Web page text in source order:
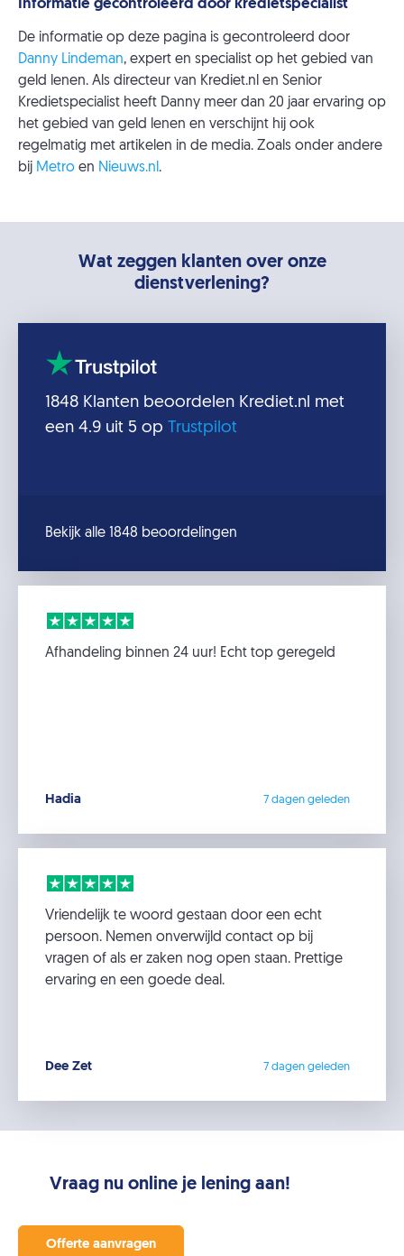
Informatie gecontroleerd door kredietspecialist
De informatie op deze pagina is gecontroleerd door
Danny Lindeman, expert en specialist op het gebied van
geld lenen. Als directeur van Krediet.nl en Senior
Kredietspecialist heeft Danny meer dan 20 jaar ervaring op
het gebied van geld lenen en verschijnt hij ook
regelmatig met artikelen in de media. Zoals onder andere
bij Metro en Nieuws.nl .
Wat zeggen klanten over onze
dienstverlening?
1848 Klanten beoordelen Krediet.nl met
een 4.9 uit 5 op Trustpilot
Bekijk alle 1848 beoordelingen
Afhandeling binnen 24 uur! Echt top geregeld
Hadia 7 dagen geleden
Vriendelijk te woord gestaan door een echt
persoon. Nemen onverwijld contact op bij
vragen of als er zaken nog open staan. Prettige
ervaring en een goede deal.
Dee Zet 7 dagen geleden
Vraag nu online je lening aan!
Offerte aanvragen